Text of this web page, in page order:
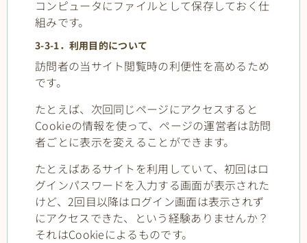
コンピュータにファイルとして保存しておく仕
組みです。
3-3-1．利用目的について
訪問者の当サイト閲覧時の利便性を高めるため
です。
たとえば、次回同じページにアクセスすると
Cookieの情報を使って、ページの運営者は訪問
者ごとに表示を変えることができます。
たとえばあるサイトを利用していて、初回はロ
グインパスワードを入力する画面が表示された
けど、2回目以降はログイン画面は表示されず
にアクセスできた、という経験ありませんか？
それはCookieによるものです。